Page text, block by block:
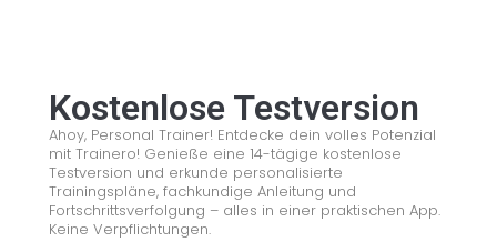
Kostenlose Testversion
Ahoy, Personal Trainer! Entdecke dein volles Potenzial
mit Trainero! Genieße eine 14-tägige kostenlose
Testversion und erkunde personalisierte
Trainingspläne, fachkundige Anleitung und
Fortschrittsverfolgung – alles in einer praktischen App.
Keine Verpflichtungen.